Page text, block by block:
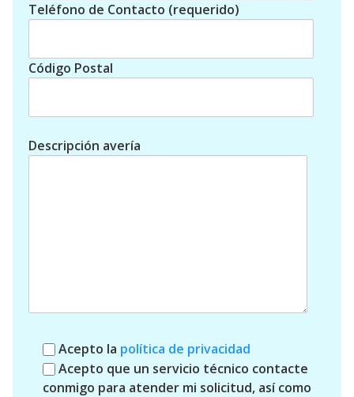
Teléfono de Contacto (requerido)
Código Postal
Descripción avería
Acepto la política de privacidad
Acepto que un servicio técnico contacte
conmigo para atender mi solicitud, así como